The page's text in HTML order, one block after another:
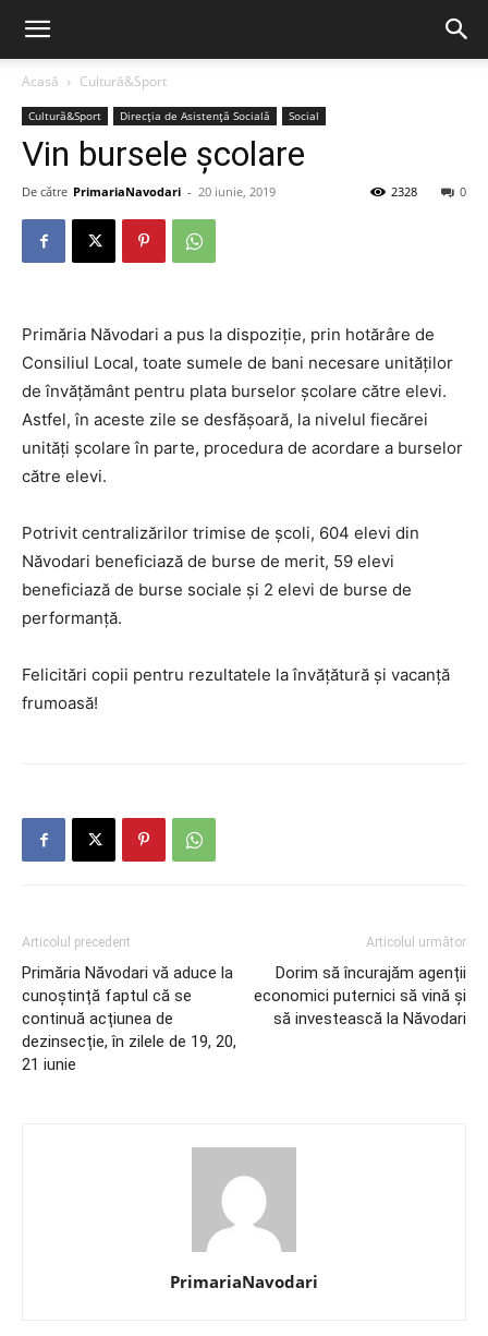
Acasă Cultură&Sport
Cultură&Sport Direcția de Asistență Socială Social
Vin bursele școlare
De către PrimariaNavodari - 20 iunie, 2019 0
2328
Primăria Năvodari a pus la dispoziție, prin hotărâre de
Consiliul Local, toate sumele de bani necesare unităților
de învățământ pentru plata burselor școlare către elevi.
Astfel, în aceste zile se desfășoară, la nivelul fiecărei
unități școlare în parte, procedura de acordare a burselor
către elevi.
Potrivit centralizărilor trimise de școli, 604 elevi din
Năvodari beneficiază de burse de merit, 59 elevi
beneficiază de burse sociale și 2 elevi de burse de
performanță.
Felicitări copii pentru rezultatele la învățătură și vacanță
frumoasă!
Articolul precedent
Primăria Năvodari vă aduce la
cunoștință faptul că se
continuă acțiunea de
dezinsecție, în zilele de 19, 20,
21 iunie
Articolul următor
Dorim să încurajăm agenții
economici puternici să vină și
să investească la Năvodari
PrimariaNavodari